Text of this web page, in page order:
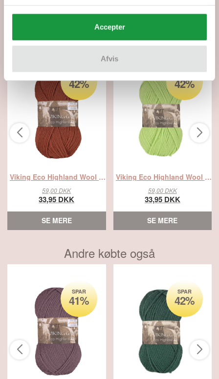
Accepter
Afvis
Relaterede produkter
42%
Viking Eco Highland Wool 252 Rust, Uldgarn, fra Viking
59,00 DKK
33,95 DKK
SE MERE
42%
Viking Eco Highland Wool 231 Lys grøn, Uldgarn, fra Viking
59,00 DKK
33,95 DKK
SE MERE
Andre købte også
SPAR
41%
SPAR
42%